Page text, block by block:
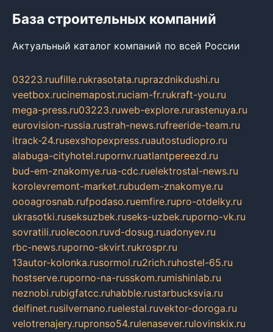
База строительных компаний
Актуальный каталог компаний по всей России
03223.ruufille.rukrasotata.ruprazdnikdushi.ru
veetbox.rucinemapost.ruciam-fr.rukraft-you.ru
mega-press.ru03223.ruweb-explore.rurastenuya.ru
eurovision-russia.rustrah-news.rufreeride-team.ru
itrack-24.rusexshopexpress.ruautostudiopro.ru
alabuga-cityhotel.rupornv.ruatlantpereezd.ru
bud-em-znakomye.rua-cdc.ruelektrostal-news.ru
korolevremont-market.rubudem-znakomye.ru
oooagrosnab.rufpodaso.ruemfire.rupro-otdelky.ru
ukrasotki.ruseksuzbek.ruseks-uzbek.ruporno-vk.ru
sovratili.ruolecoon.ruvd-dosug.ruadonyev.ru
rbc-news.ruporno-skvirt.rukrospr.ru
13autor-kolonka.rusormol.ru2rich.ruhostel-65.ru
hostserve.ruporno-na-russkom.rumishinlab.ru
neznobi.rubigfatcc.ruhabble.rustarbucksvia.ru
delfinet.rusilvernano.ruelestal.ruvektor-doroga.ru
velotrenajery.rupronso54.rulenasever.rulovinskix.ru